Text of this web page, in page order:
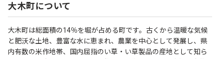
大木町について
大木町は総面積の14％を堀が占める町です。古くから温暖な気候
と肥沃な土地、豊富な水に恵まれ、農業を中心として発展し、県
内有数の米作地帯、国内屈指のい草・い草製品の産地として知ら